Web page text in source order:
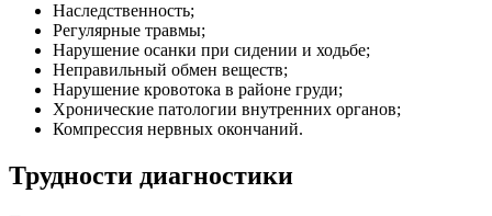
Наследственность;
Регулярные травмы;
Нарушение осанки при сидении и ходьбе;
Неправильный обмен веществ;
Нарушение кровотока в районе груди;
Хронические патологии внутренних органов;
Компрессия нервных окончаний.
Трудности диагностики